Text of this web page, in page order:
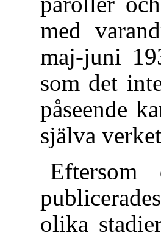
med
maj-juni
som det
påseende
själva
olika